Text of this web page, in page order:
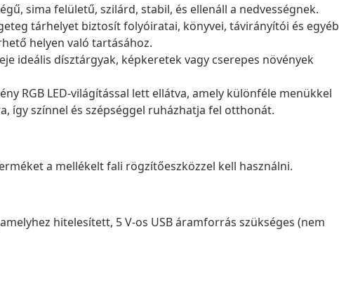
sima felületű, szilárd, stabil, és ellenáll a nedvességnek.
tárhelyet biztosít folyóiratai, könyvei, távirányítói és egyéb
helyen való tartásához.
ideális dísztárgyak, képkeretek vagy cserepes növények
RGB LED-világítással lett ellátva, amely különféle menükkel
így színnel és szépséggel ruházhatja fel otthonát.
a mellékelt fali rögzítőeszközzel kell használni.
hitelesített, 5 V-os USB áramforrás szükséges (nem